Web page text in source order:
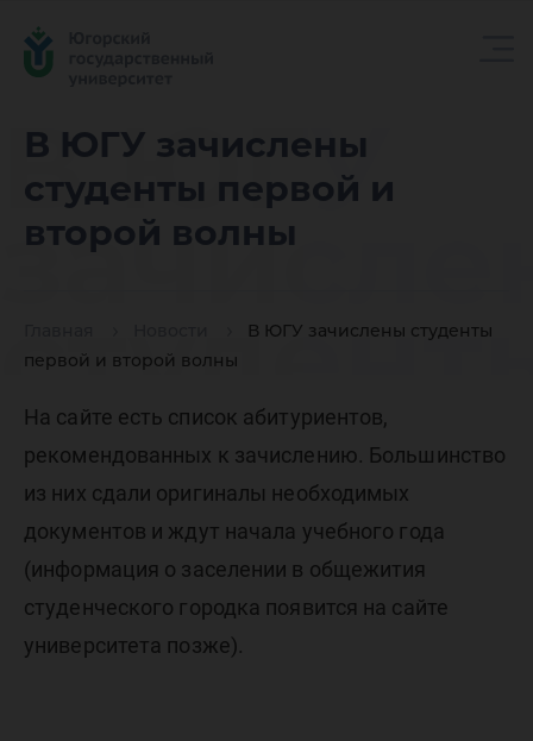
В ЮГУ зачислены
студенты первой и
второй волны
В ЮГУ зачислены студенты
первой и второй волны
В ЮГУ
первой
второй
волны
На сайте есть список абитуриентов,
рекомендованных к зачислению. Большинство
из них сдали оригиналы необходимых
документов и ждут начала учебного года
(информация о заселении в общежития
студенческого городка появится на сайте
университета позже).